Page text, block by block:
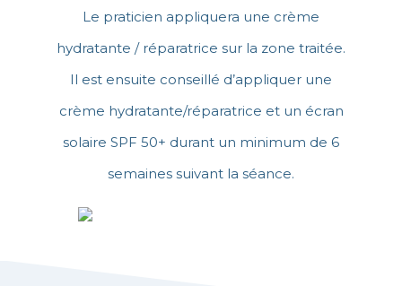
Le praticien appliquera une crème
hydratante / réparatrice sur la zone traitée.
Il est ensuite conseillé d’appliquer une
crème hydratante/réparatrice et un écran
solaire SPF 50+ durant un minimum de 6
semaines suivant la séance.